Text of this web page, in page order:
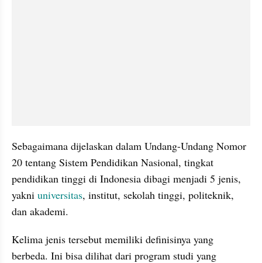
Sebagaimana dijelaskan dalam Undang-Undang Nomor
20 tentang Sistem Pendidikan Nasional, tingkat
pendidikan tinggi di Indonesia dibagi menjadi 5 jenis,
yakni universitas, institut, sekolah tinggi, politeknik,
dan akademi.
Kelima jenis tersebut memiliki definisinya yang
berbeda. Ini bisa dilihat dari program studi yang